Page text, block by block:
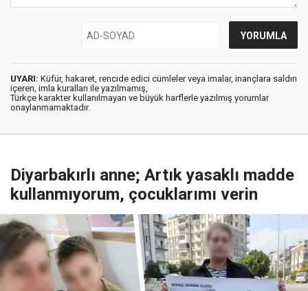
UYARI: Küfür, hakaret, rencide edici cümleler veya imalar, inançlara saldırı
içeren, imla kuralları ile yazılmamış,
Türkçe karakter kullanılmayan ve büyük harflerle yazılmış yorumlar
onaylanmamaktadır.
Diyarbakırlı anne; Artık yasaklı madde
kullanmıyorum, çocuklarımı verin